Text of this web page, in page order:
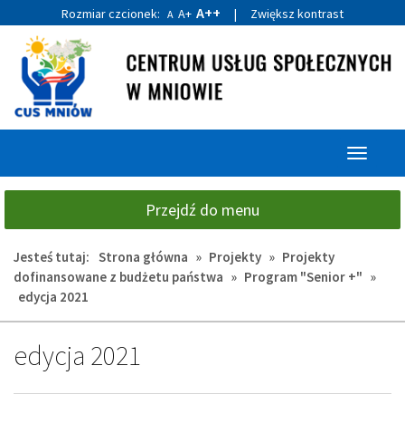
Przejdź
głównej
treści
Przejdź
wyszukiwarki
Rozmiar czcionek: A A+ A++ | Zwiększ kontrast
Przełącz
Przejdź do menu
Jesteś tutaj: Strona główna » Projekty » Projekty
dofinansowane z budżetu państwa » Program "Senior +" »
edycja 2021
edycja 2021